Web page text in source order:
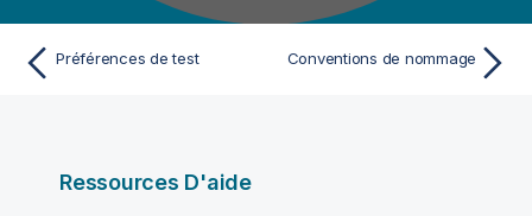
Préférences de test Conventions de nommage
Ressources D'aide